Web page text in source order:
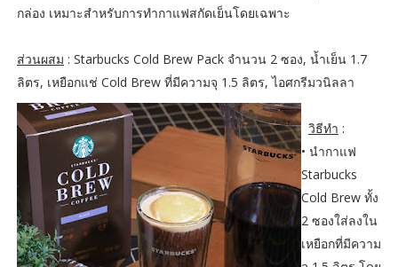
กล่อง เหมาะสำหรับการทำกาแฟสกัดเย็นโดยเฉพาะ
ส่วนผสม : Starbucks Cold Brew Pack จำนวน 2 ซอง, น้ำเย็น 1.7
ลิตร, เหยือกแช่ Cold Brew ที่มีความจุ 1.5 ลิตร, ไอศกรีมวนิลลา
วิธีทำ :
• นำกาแฟ
Starbucks
Cold Brew ทั้ง
2 ซองใส่ลงใน
เหยือกที่มีความ